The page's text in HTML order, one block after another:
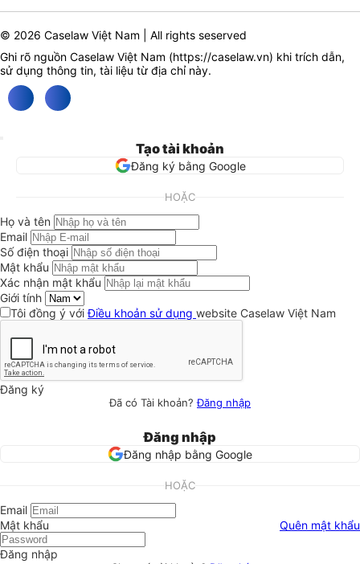
© 2026 Caselaw Việt Nam | All rights seserved
Ghi rõ nguồn Caselaw Việt Nam (https://caselaw.vn) khi trích dẫn,
sử dụng thông tin, tài liệu từ địa chỉ này.
Tạo tài khoản
Đăng ký bằng Google
HOẶC
Họ và tên
Email
Số điện thoại
Mật khẩu
Xác nhận mật khẩu
Giới tính
Tôi đồng ý vớiĐiều khoản sử dụng website Caselaw Việt Nam
Đăng ký
Đã có Tài khoản?Đăng nhập
Đăng nhập
Đăng nhập bằng Google
HOẶC
Email
Mật khẩu
Quên mật khẩu
Đăng nhập